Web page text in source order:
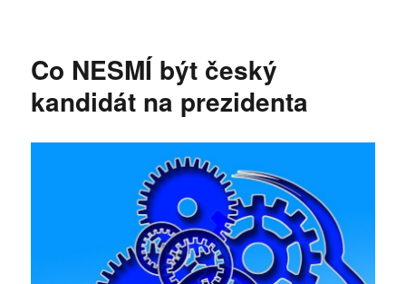
Co NESMÍ být český
kandidát na prezidenta